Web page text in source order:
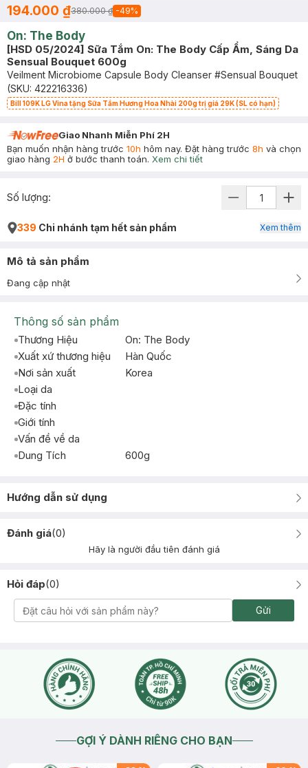
194.000 ₫380.000 ₫ -49%
On: The Body
[HSD 05/2024] Sữa Tắm On: The Body Cấp Ẩm, Sáng Da
Sensual Bouquet 600g
Veilment Microbiome Capsule Body Cleanser #Sensual Bouquet
(SKU: 422216336)
Bill 109K LG Vina tặng Sữa Tắm Hương Hoa Nhài 200g trị giá 29K (SL có hạn)
Giao Nhanh Miễn Phí 2H
Bạn muốn nhận hàng trước 10h hôm nay. Đặt hàng trước 8h và chọn
giao hàng 2H ở bước thanh toán. Xem chi tiết
Số lượng:
339 Chi nhánh tạm hết sản phẩm Xem thêm
Mô tả sản phẩm
Đang cập nhật
Thông số sản phẩm
Thương Hiệu
On: The Body
Xuất xứ thương hiệu
Hàn Quốc
Nơi sản xuất
Korea
Loại da
Đặc tính
Giới tính
Vấn đề về da
Dung Tích
600g
Hướng dẫn sử dụng
Đánh giá(0)
Hãy là người đầu tiên đánh giá
Hỏi đáp(0)
Gửi
GỢI Ý DÀNH RIÊNG CHO BẠN